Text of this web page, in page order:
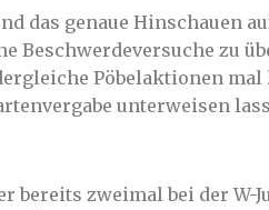
das genaue Hinschauen
Beschwerdeversuche zu
Pöbelaktionen mal
unterweisen
bereits zweimal bei der W-